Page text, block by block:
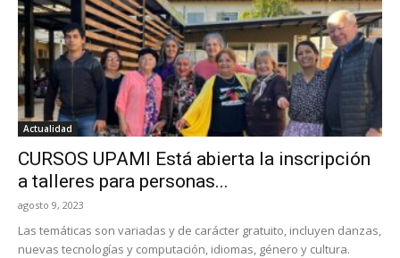
Actualidad
CURSOS UPAMI Está abierta la inscripción
a talleres para personas...
agosto 9, 2023
Las temáticas son variadas y de carácter gratuito, incluyen danzas,
nuevas tecnologías y computación, idiomas, género y cultura.